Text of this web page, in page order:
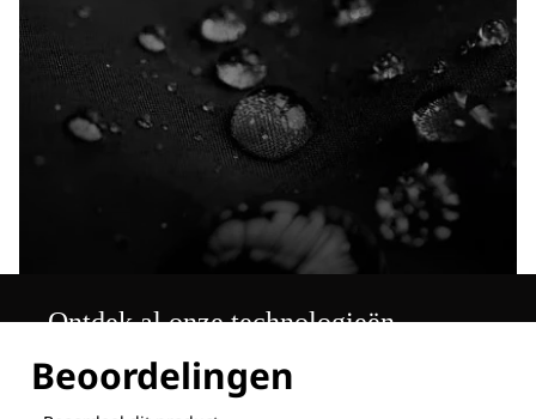
Ontdek al onze technologieën